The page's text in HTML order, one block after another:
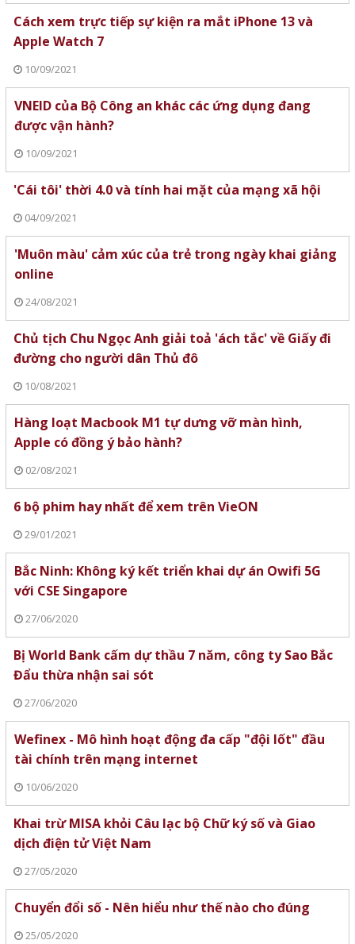
Cách xem trực tiếp sự kiện ra mắt iPhone 13 và
Apple Watch 7
10/09/2021
VNEID của Bộ Công an khác các ứng dụng đang
được vận hành?
10/09/2021
'Cái tôi' thời 4.0 và tính hai mặt của mạng xã hội
04/09/2021
'Muôn màu' cảm xúc của trẻ trong ngày khai giảng
online
24/08/2021
Chủ tịch Chu Ngọc Anh giải toả 'ách tắc' về Giấy đi
đường cho người dân Thủ đô
10/08/2021
Hàng loạt Macbook M1 tự dưng vỡ màn hình,
Apple có đồng ý bảo hành?
02/08/2021
6 bộ phim hay nhất để xem trên VieON
29/01/2021
Bắc Ninh: Không ký kết triển khai dự án Owifi 5G
với CSE Singapore
27/06/2020
Bị World Bank cấm dự thầu 7 năm, công ty Sao Bắc
Đẩu thừa nhận sai sót
27/06/2020
Wefinex - Mô hình hoạt động đa cấp "đội lốt" đầu
tài chính trên mạng internet
10/06/2020
Khai trừ MISA khỏi Câu lạc bộ Chữ ký số và Giao
dịch điện tử Việt Nam
27/05/2020
Chuyển đổi số - Nên hiểu như thế nào cho đúng
25/05/2020